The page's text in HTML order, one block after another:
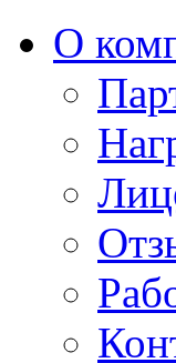
О